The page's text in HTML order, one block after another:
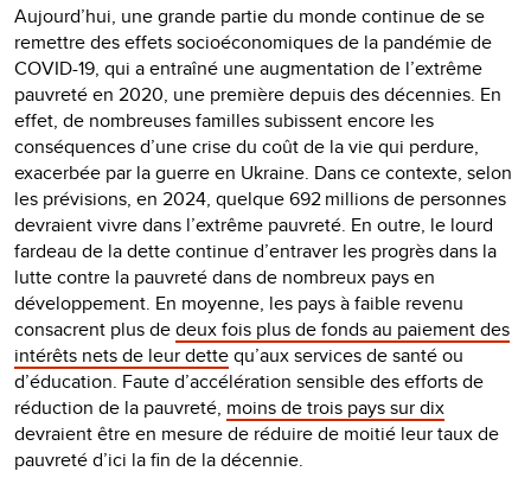
Aujourd’hui, une grande partie du monde continue de se
remettre des effets socioéconomiques de la pandémie de
COVID-19, qui a entraîné une augmentation de l’extrême
pauvreté en 2020, une première depuis des décennies. En
effet, de nombreuses familles subissent encore les
conséquences d’une crise du coût de la vie qui perdure,
exacerbée par la guerre en Ukraine. Dans ce contexte, selon
les prévisions, en 2024, quelque 692 millions de personnes
devraient vivre dans l’extrême pauvreté. En outre, le lourd
fardeau de la dette continue d’entraver les progrès dans la
lutte contre la pauvreté dans de nombreux pays en
développement. En moyenne, les pays à faible revenu
consacrent plus dedeux fois plus de fonds au paiement des
intérêts nets de leur dettequ’aux services de santé ou
d’éducation. Faute d’accélération sensible des efforts de
réduction de la pauvreté, moins de trois pays sur dix
devraient être en mesure de réduire de moitié leur taux de
pauvreté d’ici la fin de la décennie.